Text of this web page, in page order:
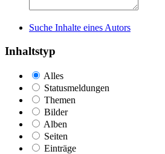
Suche Inhalte eines Autors
Inhaltstyp
Alles
Statusmeldungen
Themen
Bilder
Alben
Seiten
Einträge